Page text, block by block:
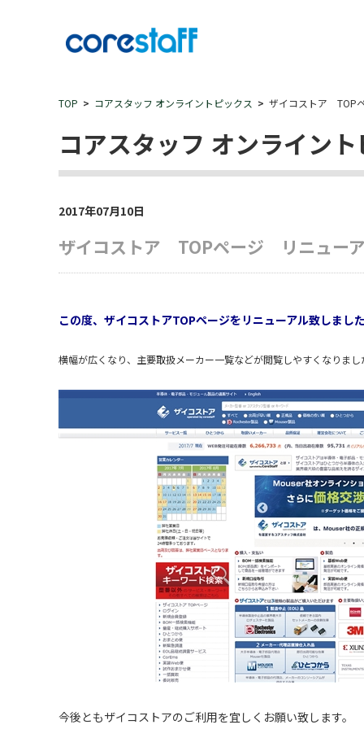
TOP コアスタッフ オンライントピックス ザイコストア TOP
コアスタッフ オンライン
2017年07月10日
ザイコストア TOPページ リニュー
この度、ザイコストアTOPページをリニューアル致しまし
横幅が広くなり、主要取扱メーカー一覧などが閲覧しやすくなりまし
今後ともザイコストアのご利用を宜しくお願い致します。